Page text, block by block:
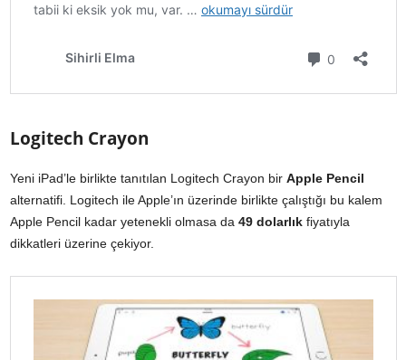
Logitech Crayon
Yeni iPad’le birlikte tanıtılan Logitech Crayon bir Apple Pencil
alternatifi. Logitech ile Apple’ın üzerinde birlikte çalıştığı bu kalem
Apple Pencil kadar yetenekli olmasa da 49 dolarlık fiyatıyla
dikkatleri üzerine çekiyor.